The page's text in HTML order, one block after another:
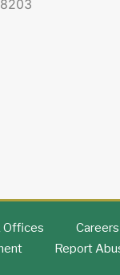
Offices Careers
Report